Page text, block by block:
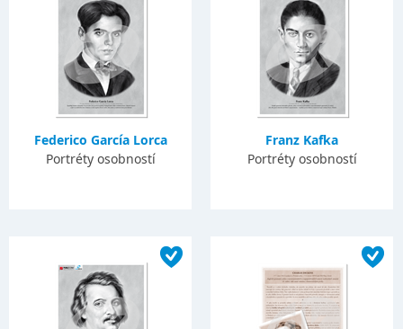
Federico García Lorca
Portréty osobností
Franz Kafka
Portréty osobností